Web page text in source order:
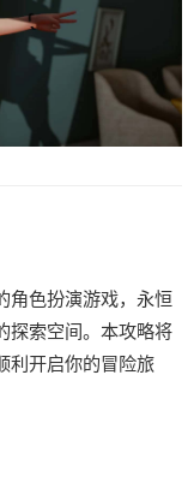
角色扮演游戏，永恒
探索空间。本攻略将
利开启你的冒险旅